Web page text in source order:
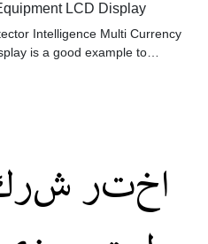
LCD Display
Intelligence Multi Currency
is a good example to
اختر